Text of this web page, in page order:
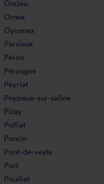
Oncieu
Ornex
Oyonnax
Parcieux
Péron
Pérouges
Peyriat
Peyzieux-sur-saône
Pizay
Polliat
Poncin
Pont-de-veyle
Port
Pouillat